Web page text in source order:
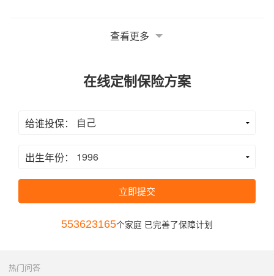
查看更多
在线定制保险方案
给谁投保：
出生年份：
立即提交
553623165个家庭 已完善了保障计划
热门问答